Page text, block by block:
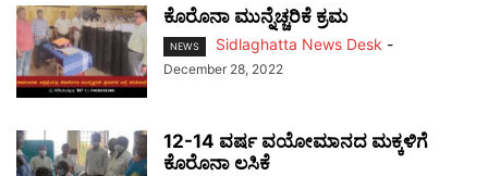
ಕೊರೊನಾ ಮುನ್ನೆಚ್ಚರಿಕೆ ಕ್ರಮ
NEWS Sidlaghatta News Desk -
December 28, 2022
12-14 ವರ್ಷ ವಯೋಮಾನದ ಮಕ್ಕಳಿಗೆ
ಕೊರೊನಾ ಲಸಿಕೆ